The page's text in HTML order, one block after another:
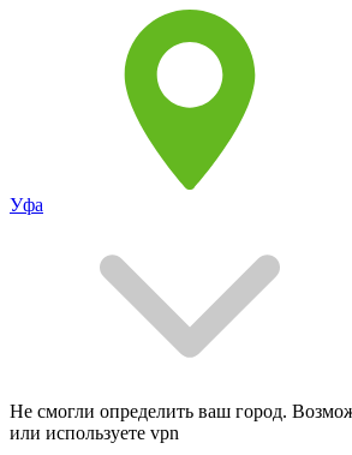
Уфа
Не смогли определить ваш город.
или используете vpn